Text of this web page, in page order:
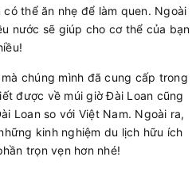
thể ăn nhẹ để làm quen. Ngoài
nước sẽ giúp cho cơ thể của bạn
chúng mình đã cung cấp trong
được về múi giờ Đài Loan cũng
Loan so với Việt Nam. Ngoài ra,
kinh nghiệm du lịch hữu ích
trọn vẹn hơn nhé!